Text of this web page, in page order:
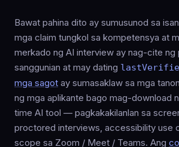
Bawat pahina dito ay sumusunod sa
mga claim tungkol sa kompetensya at
merkado ng AI interview ay nag-cite ng
sanggunian at may dating
mga sagot ay sumasaklaw sa mga
ng mga aplikante bago mag-download
time AI tool — pagkakakilanlan sa
proctored interviews, accessibility use
scope sa Zoom / Meet / Teams. Ang